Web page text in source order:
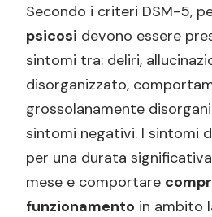
Secondo i criteri DSM-5,
psicosi devono essere
sintomi tra: deliri,
disorganizzato,
grossolanamente
sintomi negativi. I sintomi
per una durata
mese e comportare
funzionamento in ambito